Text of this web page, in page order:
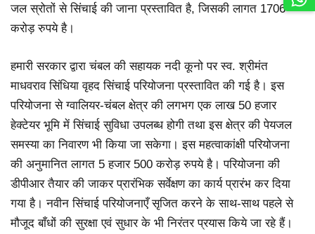
जल स्रोतों से सिंचाई की जाना प्रस्तावित है, जिसकी लागत 1706
करोड़ रुपये है।
हमारी सरकार द्वारा चंबल की सहायक नदी कूनो पर स्व. श्रीमंत
माधवराव सिंधिया वृहद सिंचाई परियोजना प्रस्तावित की गई है। इस
परियोजना से ग्वालियर-चंबल क्षेत्र की लगभग एक लाख 50 हजार
हेक्टेयर भूमि में सिंचाई सुविधा उपलब्ध होगी तथा इस क्षेत्र की पेयजल
समस्या का निवारण भी किया जा सकेगा। इस महत्वाकांक्षी परियोजना
की अनुमानित लागत 5 हजार 500 करोड़ रुपये है। परियोजना की
डीपीआर तैयार की जाकर प्रारंभिक सर्वेक्षण का कार्य प्रारंभ कर दिया
गया है। नवीन सिंचाई परियोजनाएँ सृजित करने के साथ-साथ पहले से
मौजूद बाँधों की सुरक्षा एवं सुधार के भी निरंतर प्रयास किये जा रहे हैं।